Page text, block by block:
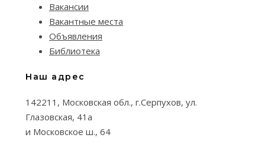
Вакансии
Вакантные места
Объявления
Библиотека
Наш адрес
142211, Московская обл., г.Серпухов, ул.
Глазовская, 41а
и Московское ш., 64